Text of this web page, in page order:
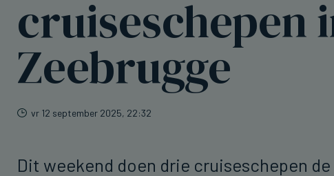
cruiseschepen
Zeebrugge
vr 12 september 2025, 22:32
Dit weekend doen drie cruiseschepen de